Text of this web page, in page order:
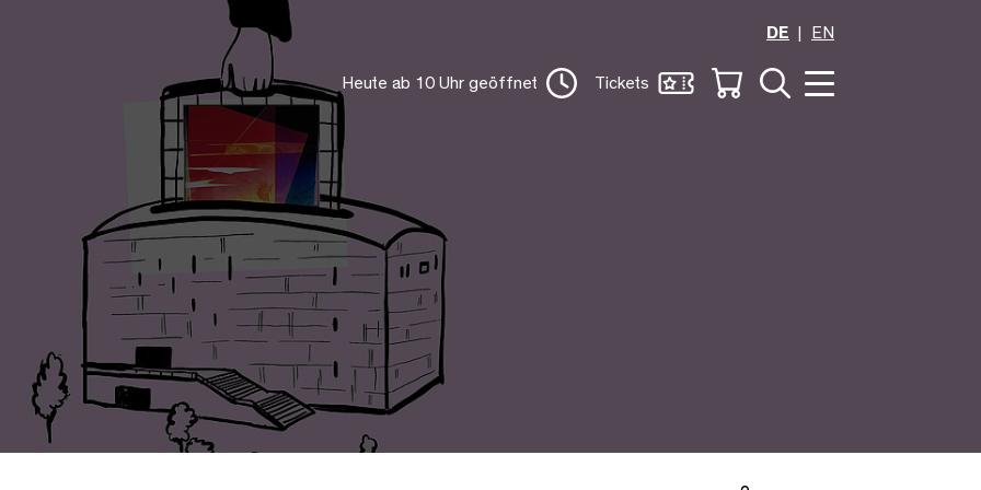
DE
EN
Heute ab 10 Uhr geöffnet Tickets